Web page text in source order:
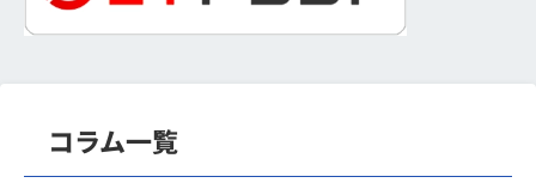
コラム一覧